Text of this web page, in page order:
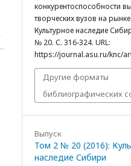
конкурентоспособности
творческих вузов на
Культурное наследие
№ 20. С. 316-324. URL:
https://journal.asu.ru/knc/
Другие форматы
библиографических
Выпуск
Том 2 № 20 (2016):
наследие Сибири